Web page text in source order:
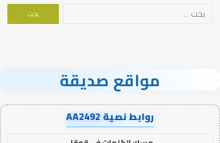
البحث
مواقع صديقة
روابط نصية AA2492